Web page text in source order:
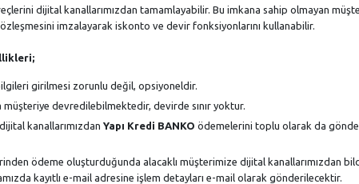
dijital kanallarımızdan tamamlayabilir. Bu imkana sahip olmayan
imzalayarak iskonto ve devir fonksiyonlarını kullanabilir.
girilmesi zorunlu değil, opsiyoneldir.
devredilebilmektedir, devirde sınır yoktur.
kanallarımızdan Yapı Kredi BANKO ödemelerini toplu olarak da
ödeme oluşturduğunda alacaklı müşterimize dijital kanallarımızdan
kayıtlı e-mail adresine işlem detayları e-mail olarak gönderilecektir.